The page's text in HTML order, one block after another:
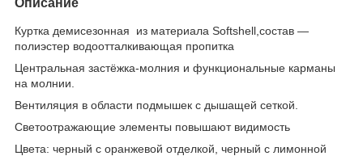
Куртка демисезонная из материала Softshell,состав —
полиэстер водоотталкивающая пропитка
Центральная застёжка-молния и функциональные карманы
на молнии.
Вентиляция в области подмышек с дышащей сеткой.
Светоотражающие элементы повышают видимость
Цвета: черный с оранжевой отделкой, черный с лимонной